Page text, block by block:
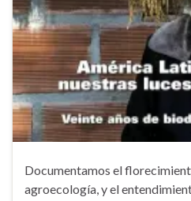
Documentamos el
agroecología, y el